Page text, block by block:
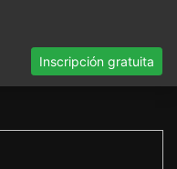
Inscripción gratuita